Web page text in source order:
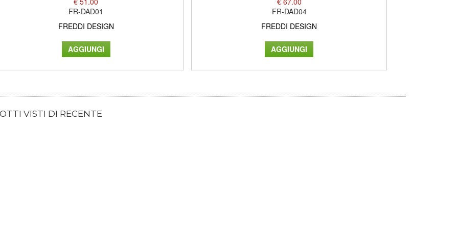
FR-DAD01
FREDDI DESIGN
FR-DAD04
FREDDI DESIGN
VISTI DI RECENTE